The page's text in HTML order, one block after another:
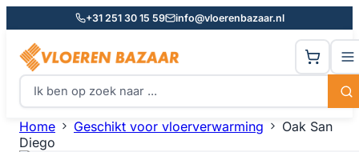
+31 251 30 15 59 info@vloerenbazaar.nl
Home Geschikt voor vloerverwarming
Oak San
Diego